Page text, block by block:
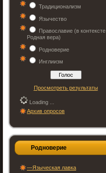
Традиционализм
Язычество
Православие (в контексте
Родная вера)
Родноверие
Инглиизм
Просмотреть результаты
Loading ...
Архив опросов
Родноверие
—Языческая лавка